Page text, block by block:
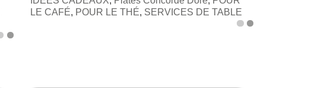
AJOUTER AU PANIER
LE CAFÉ, POUR LE THÉ, SERVICES DE TABLE